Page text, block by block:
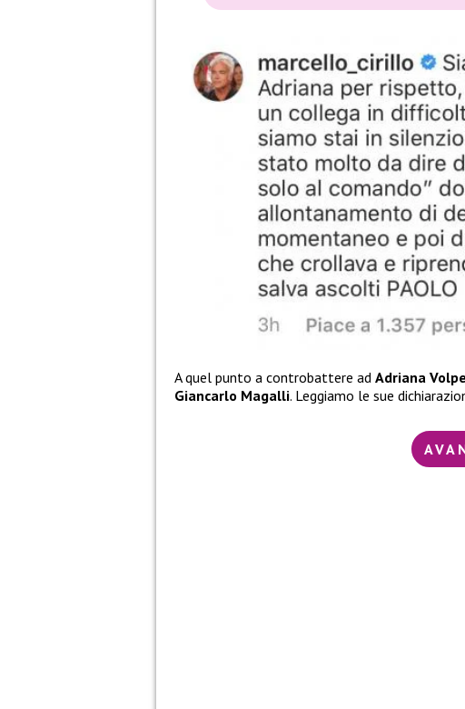
A quel punto a controbattere ad Adriana Volpe
Giancarlo Magalli. Leggiamo le sue